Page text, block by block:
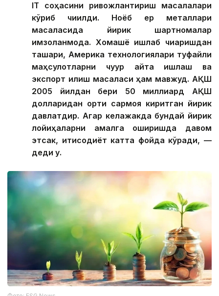
IТ соҳасини ривожлантириш масалалари
кўриб чиқилди. Ноёб ер металлари
масаласида йирик шартномалар
имзоланмоқда. Хомашё ишлаб чиқаришдан
ташқари, Америка технологиялари туфайли
маҳсулотларни чуқур қайта ишлаш ва
экспорт қилиш масаласи ҳам мавжуд. АҚШ
2005 йилдан бери 50 миллиард АҚШ
долларидан ортиқ сармоя киритган йирик
давлатдир. Агар келажакда бундай йирик
лойиҳаларни амалга оширишда давом
этсак, иқтисодиёт катта фойда кўради, —
деди у.